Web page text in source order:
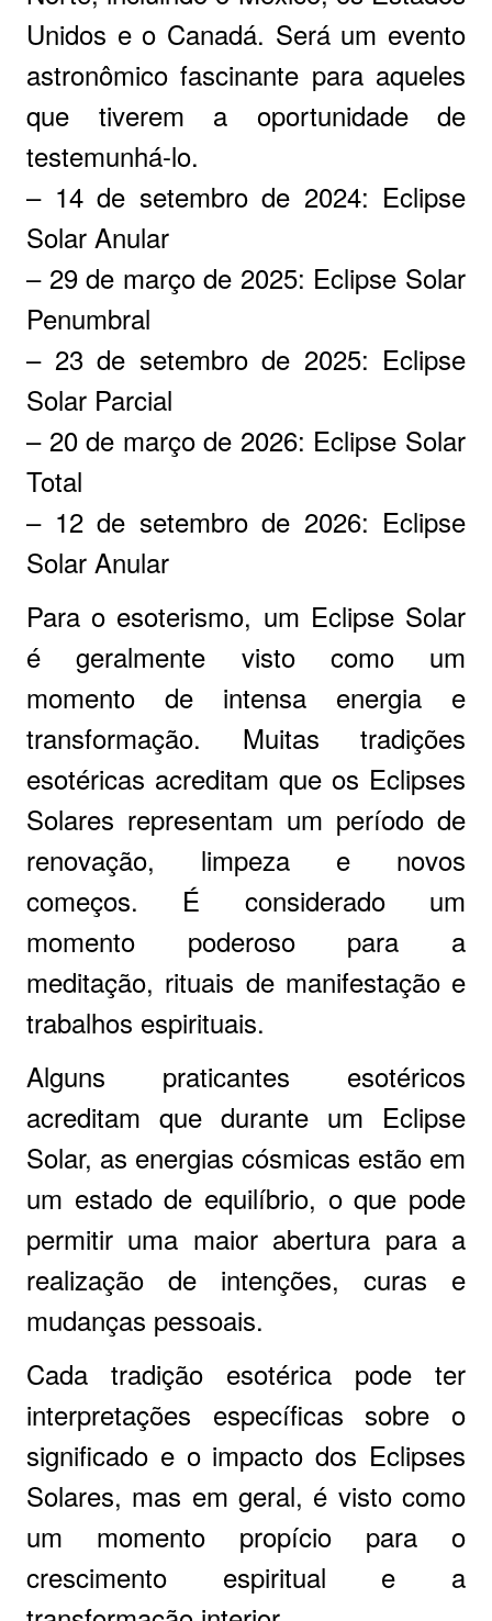
Unidos e o Canadá. Será um evento
astronômico fascinante para aqueles
que tiverem a oportunidade de
testemunhá-lo.
– 14 de setembro de 2024: Eclipse
Solar Anular
– 29 de março de 2025: Eclipse Solar
Penumbral
– 23 de setembro de 2025: Eclipse
Solar Parcial
– 20 de março de 2026: Eclipse Solar
Total
– 12 de setembro de 2026: Eclipse
Solar Anular
Para o esoterismo, um Eclipse Solar
é geralmente visto como um
momento de intensa energia e
transformação. Muitas tradições
esotéricas acreditam que os Eclipses
Solares representam um período de
renovação, limpeza e novos
começos. É considerado um
momento poderoso para a
meditação, rituais de manifestação e
trabalhos espirituais.
Alguns praticantes esotéricos
acreditam que durante um Eclipse
Solar, as energias cósmicas estão em
um estado de equilíbrio, o que pode
permitir uma maior abertura para a
realização de intenções, curas e
mudanças pessoais.
Cada tradição esotérica pode ter
interpretações específicas sobre o
significado e o impacto dos Eclipses
Solares, mas em geral, é visto como
um momento propício para o
crescimento espiritual e a